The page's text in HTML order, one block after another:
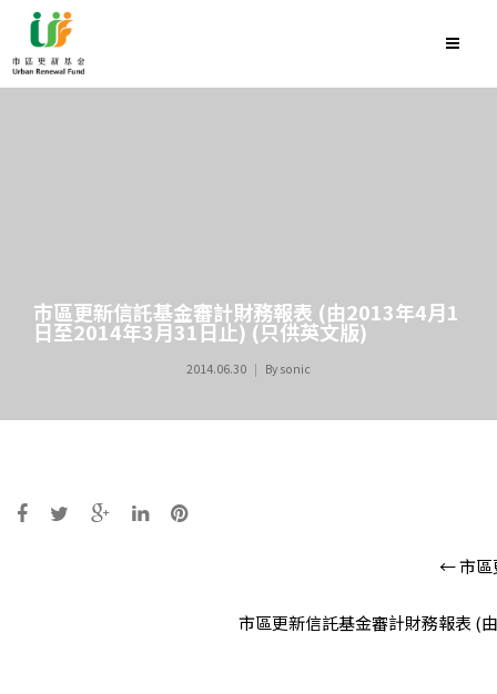
市區更新信託基金審計財務報表 (由2013年4月1
日至2014年3月31日止) (只供英文版)
2014.06.30 By sonic
←市區
市區更新信託基金審計財務報表 (